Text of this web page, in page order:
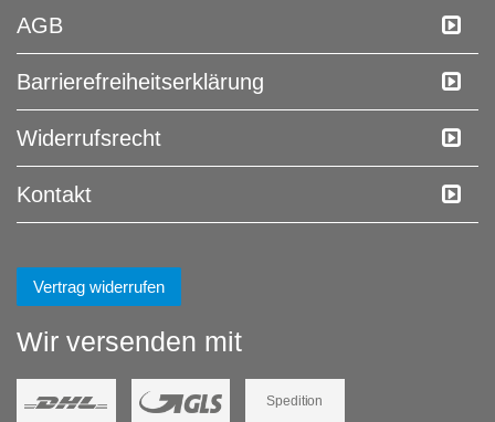
AGB
Barrierefreiheitserklärung
Widerrufs­recht
Kontakt
Vertrag widerrufen
Wir versenden mit
Spedition